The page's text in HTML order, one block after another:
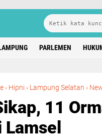
PARLEMEN
› Hipni › Lampung Selatan ›
11